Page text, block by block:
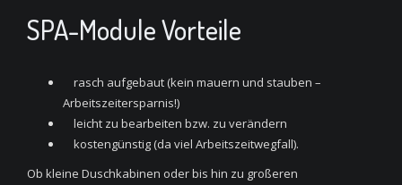
SPA-Module Vorteile
rasch aufgebaut (kein mauern und stauben –
Arbeitszeitersparnis!)
leicht zu bearbeiten bzw. zu verändern
kostengünstig (da viel Arbeitszeitwegfall).
Ob kleine Duschkabinen oder bis hin zu großeren